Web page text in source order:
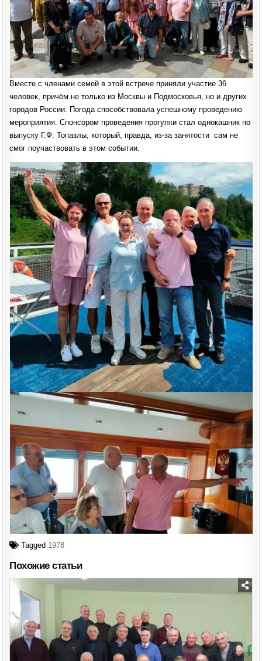
Вместе с членами семей в этой встрече приняли участие 36
человек, причём не только из Москвы и Подмосковья, но и других
городов России. Погода способствовала успешному проведению
мероприятия. Спонсором проведения прогулки стал однокашник по
выпуску Г.Ф. Топазлы, который, правда, из-за занятости сам не
смог поучаствовать в этом событии.
Tagged 1978
Похожие статьи